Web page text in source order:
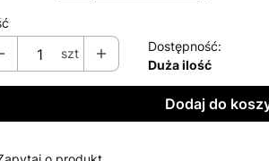
szt
Dostępność:
Duża ilość
Dodaj do